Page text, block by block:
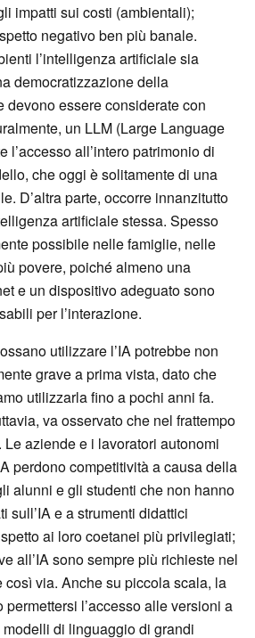
impatti sui costi (ambientali);
negativo ben più banale.
l’intelligenza artificiale sia
democratizzazione della
devono essere considerate con
un LLM (Large Language
l’accesso all’intero patrimonio di
che oggi è solitamente di una
D’altra parte, occorre innanzitutto
artificiale stessa. Spesso
possibile nelle famiglie, nelle
povere, poiché almeno una
e un dispositivo adeguato sono
per l’interazione.
utilizzare l’IA potrebbe non
grave a prima vista, dato che
utilizzarla fino a pochi anni fa.
va osservato che nel frattempo
aziende e i lavoratori autonomi
perdono competitività a causa della
alunni e gli studenti che non hanno
sull’IA e a strumenti didattici
ai loro coetanei più privilegiati;
all’IA sono sempre più richieste nel
così via. Anche su piccola scala, la
l’accesso alle versioni a
di linguaggio di grandi